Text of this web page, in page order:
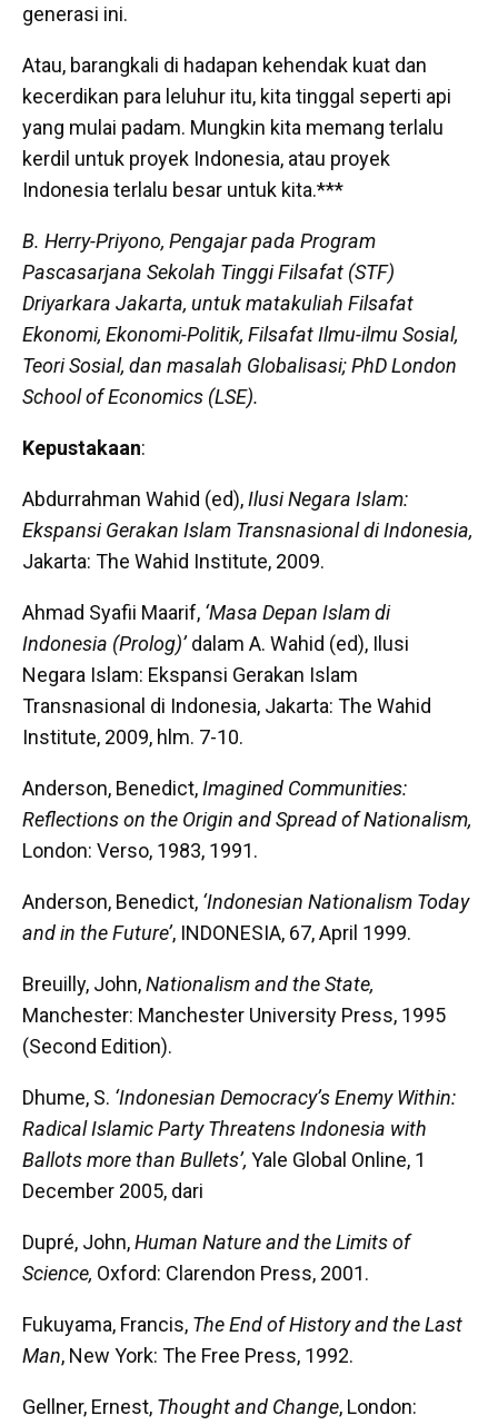
generasi ini.
Atau, barangkali di hadapan kehendak kuat dan
kecerdikan para leluhur itu, kita tinggal seperti api
yang mulai padam. Mungkin kita memang terlalu
kerdil untuk proyek Indonesia, atau proyek
Indonesia terlalu besar untuk kita.***
B. Herry-Priyono, Pengajar pada Program
Pascasarjana Sekolah Tinggi Filsafat (STF)
Driyarkara Jakarta, untuk matakuliah Filsafat
Ekonomi, Ekonomi-Politik, Filsafat Ilmu-ilmu Sosial,
Teori Sosial, dan masalah Globalisasi; PhD London
School of Economics (LSE).
Kepustakaan:
Abdurrahman Wahid (ed),Ilusi Negara Islam:
Ekspansi Gerakan Islam Transnasional di Indonesia,
Jakarta: The Wahid Institute, 2009.
Ahmad Syafii Maarif, ‘Masa Depan Islam di
Indonesia (Prolog)’dalam A. Wahid (ed), Ilusi
Negara Islam: Ekspansi Gerakan Islam
Transnasional di Indonesia, Jakarta: The Wahid
Institute, 2009, hlm. 7-10.
Anderson, Benedict,Imagined Communities:
Reflections on the Origin and Spread of Nationalism,
London: Verso, 1983, 1991.
Anderson, Benedict, ‘Indonesian Nationalism Today
and in the Future’, INDONESIA, 67, April 1999.
Breuilly, John,Nationalism and the State,
Manchester: Manchester University Press, 1995
(Second Edition).
Dhume, S. ‘Indonesian Democracy’s Enemy Within:
Radical Islamic Party Threatens Indonesia with
Ballots more than Bullets’, Yale Global Online, 1
December 2005, dari
Dupré, John,Human Nature and the Limits of
Science, Oxford: Clarendon Press, 2001.
Fukuyama, Francis, The End of History and the Last
Man, New York: The Free Press, 1992.
Gellner, Ernest, Thought and Change, London: